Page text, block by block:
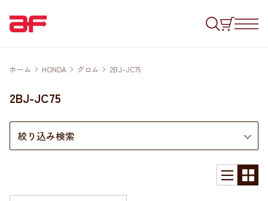
ホーム HONDA グロム 2BJ-JC75
2BJ-JC75
絞り込み検索